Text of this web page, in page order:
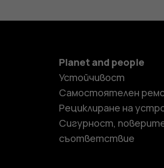
Planet and people
Устойчивост
Самостоятелен
Рециклиране на
Сигурност,
съответствие